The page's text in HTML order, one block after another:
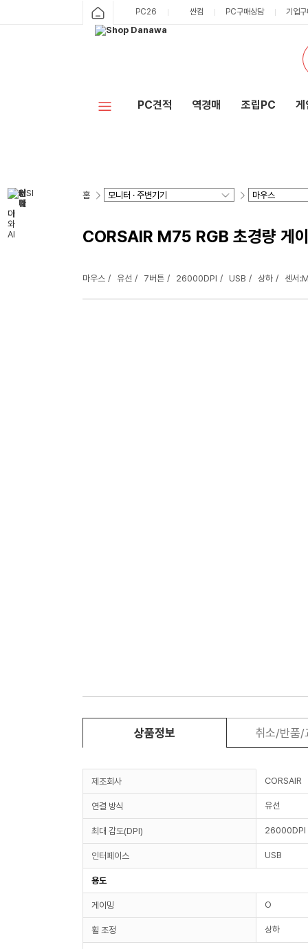
PC26 싼컴 PC구매상담 기업
PC견적 역경매 조립PC 게
홈
CORSAIR M75 RGB 초경량 게
마우스 유선 7버튼 26000DPI USB 상하 센서
상품정보 취소/반품/
제조회사 CORSAIR
연결 방식 유선
최대 감도(DPI) 26000DPI
인터페이스 USB
용도
게이밍 O
휠 조정 상하